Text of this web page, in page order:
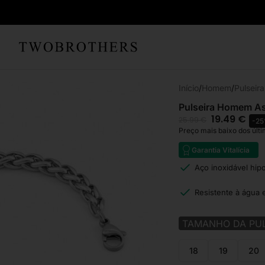
Início Homem
Pulseira Homem
19.49 €
-
Preço mais baixo dos
Garantia Vitalícia
Aço inoxidável
Resistente à água
TAMANHO DA
18 19 20